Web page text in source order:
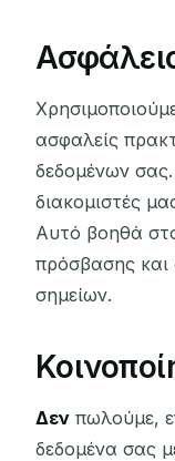
ασφαλείς
δεδομένων
διακομιστές
Αυτό βοηθά
πρόσβασης
σημείων.
Δεν πωλούμε,
δεδομένα σας